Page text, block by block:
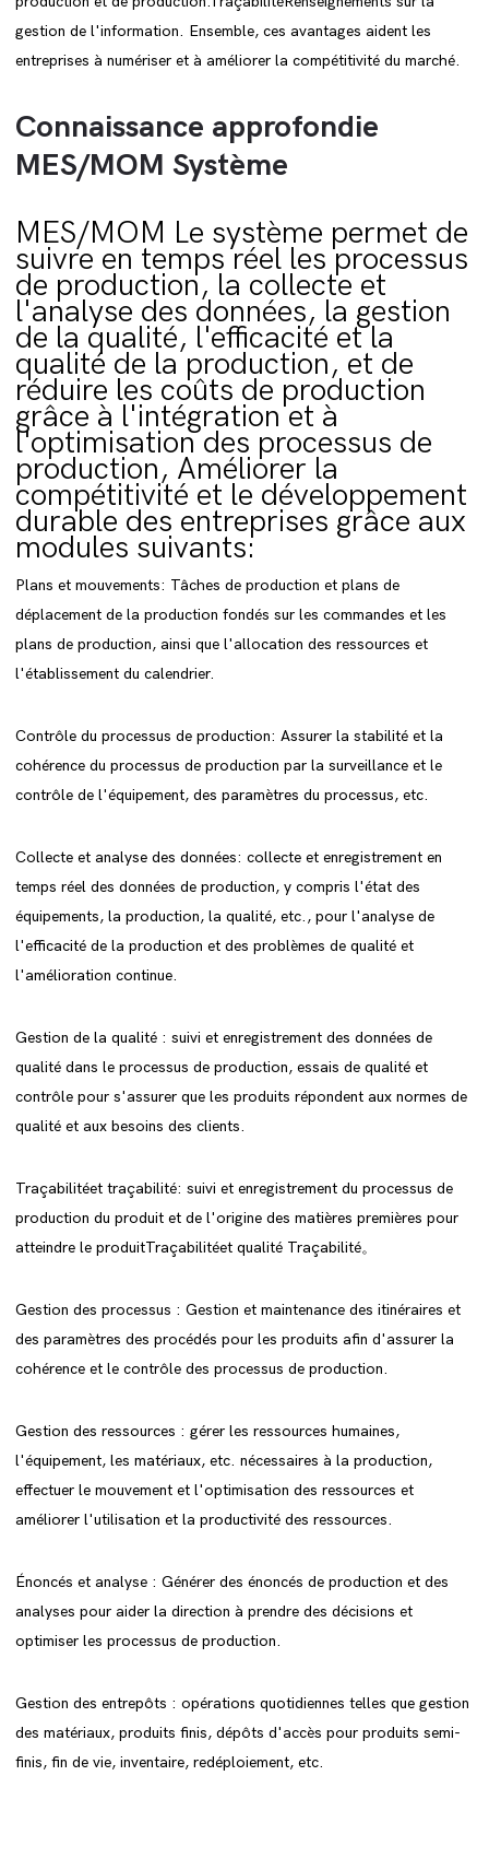
gestion de l'information. Ensemble, ces avantages aident les
entreprises à numériser et à améliorer la compétitivité du marché.
Connaissance approfondie
MES/MOM Système
MES/MOM Le système permet de
suivre en temps réel les processus
de production, la collecte et
l'analyse des données, la gestion
de la qualité, l'efficacité et la
qualité de la production, et de
réduire les coûts de production
grâce à l'intégration et à
l'optimisation des processus de
production, Améliorer la
compétitivité et le développement
durable des entreprises grâce aux
modules suivants:
Plans et mouvements: Tâches de production et plans de
déplacement de la production fondés sur les commandes et les
plans de production, ainsi que l'allocation des ressources et
l'établissement du calendrier.
Contrôle du processus de production: Assurer la stabilité et la
cohérence du processus de production par la surveillance et le
contrôle de l'équipement, des paramètres du processus, etc.
Collecte et analyse des données: collecte et enregistrement en
temps réel des données de production, y compris l'état des
équipements, la production, la qualité, etc., pour l'analyse de
l'efficacité de la production et des problèmes de qualité et
l'amélioration continue.
Gestion de la qualité : suivi et enregistrement des données de
qualité dans le processus de production, essais de qualité et
contrôle pour s'assurer que les produits répondent aux normes de
qualité et aux besoins des clients.
Traçabilitéet traçabilité: suivi et enregistrement du processus de
production du produit et de l'origine des matières premières pour
atteindre le produitTraçabilitéet qualité Traçabilité。
Gestion des processus : Gestion et maintenance des itinéraires et
des paramètres des procédés pour les produits afin d'assurer la
cohérence et le contrôle des processus de production.
Gestion des ressources : gérer les ressources humaines,
l'équipement, les matériaux, etc. nécessaires à la production,
effectuer le mouvement et l'optimisation des ressources et
améliorer l'utilisation et la productivité des ressources.
Énoncés et analyse : Générer des énoncés de production et des
analyses pour aider la direction à prendre des décisions et
optimiser les processus de production.
Gestion des entrepôts : opérations quotidiennes telles que gestion
des matériaux, produits finis, dépôts d'accès pour produits semi-
finis, fin de vie, inventaire, redéploiement, etc.